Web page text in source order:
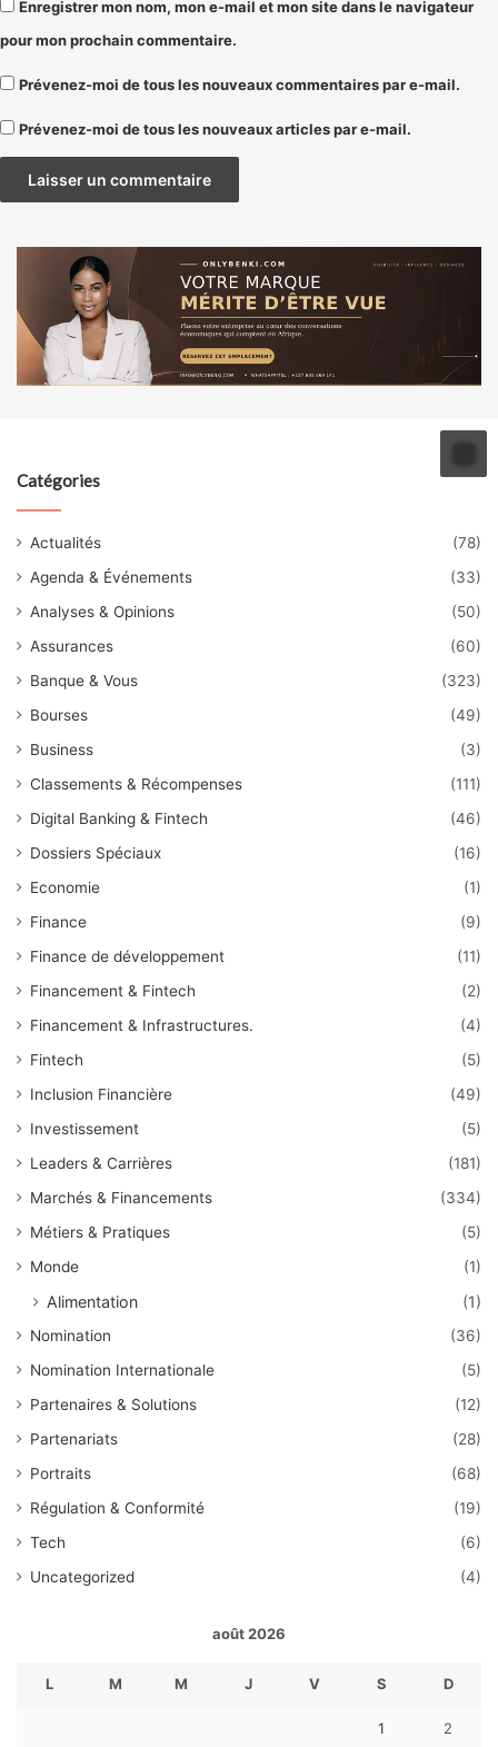
Enregistrer mon nom, mon e-mail et mon site dans le navigateur
pour mon prochain commentaire.
Prévenez-moi de tous les nouveaux commentaires par e-mail.
Prévenez-moi de tous les nouveaux articles par e-mail.
Catégories
Actualités
(78)
Agenda & Événements
(33)
Analyses & Opinions
(50)
Assurances
(60)
Banque & Vous
(323)
Bourses
(49)
Business
(3)
Classements & Récompenses
(111)
Digital Banking & Fintech
(46)
Dossiers Spéciaux
(16)
Economie
(1)
Finance
(9)
Finance de développement
(11)
Financement & Fintech
(2)
Financement & Infrastructures.
(4)
Fintech
(5)
Inclusion Financière
(49)
Investissement
(5)
Leaders & Carrières
(181)
Marchés & Financements
(334)
Métiers & Pratiques
(5)
Monde
(1)
Alimentation (1)
Nomination
(36)
Nomination Internationale
(5)
Partenaires & Solutions
(12)
Partenariats
(28)
Portraits
(68)
Régulation & Conformité
(19)
Tech
(6)
Uncategorized
(4)
août 2026
L M M J V S D
1 2